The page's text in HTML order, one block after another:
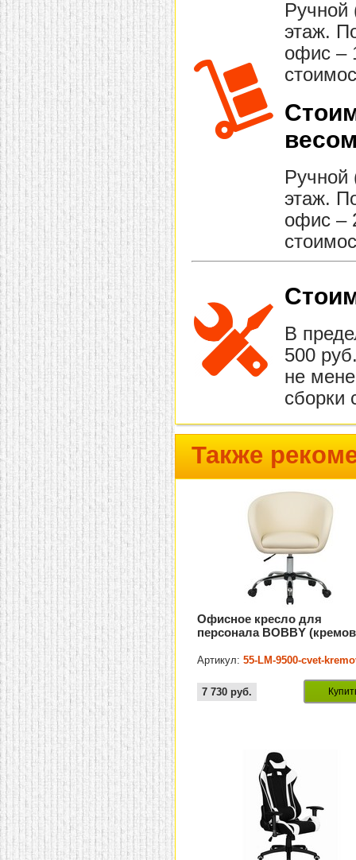
Ручной
этаж.
офис –
Ручной
этаж.
офис –
В
500
не
сборки
Также
Офисное кресло для
персонала BOBBY
Артикул:55-LM-9500-cvet-
7 730 руб.